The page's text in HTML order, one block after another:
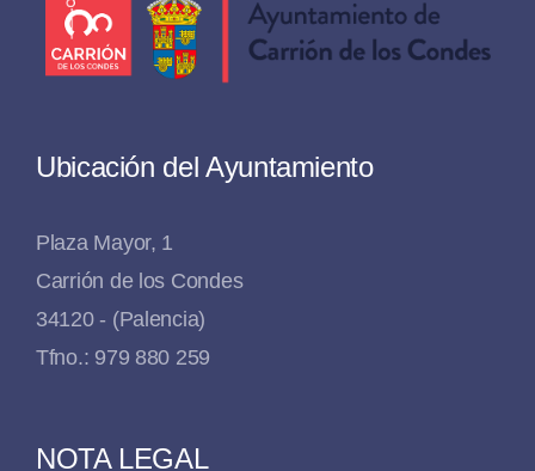
Ubicación del Ayuntamiento
Plaza Mayor, 1
Carrión de los Condes
34120 - (Palencia)
Tfno.: 979 880 259
NOTA LEGAL